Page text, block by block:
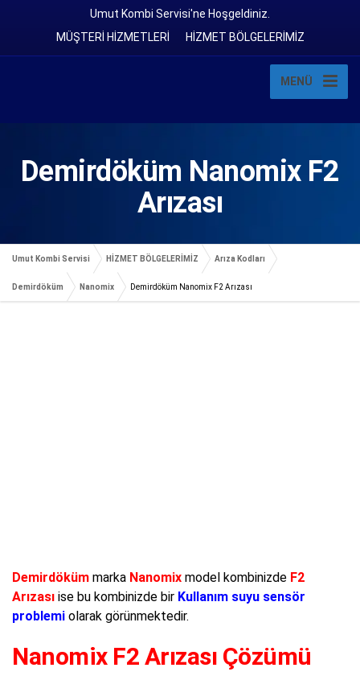
Umut Kombi Servisi'ne Hoşgeldiniz.
MÜŞTERİ HİZMETLERİ
HİZMET BÖLGELERİMİZ
MENÜ
Demirdöküm Nanomix F2
Arızası
Umut Kombi Servisi HİZMET BÖLGELERİMİZ Arıza Kodları
Demirdöküm Nanomix Demirdöküm Nanomix F2 Arızası
Demirdöküm marka Nanomix model kombinizde F2
Arızası ise bu kombinizde bir Kullanım suyu sensör
problemi olarak görünmektedir.
Nanomix F2 Arızası Çözümü